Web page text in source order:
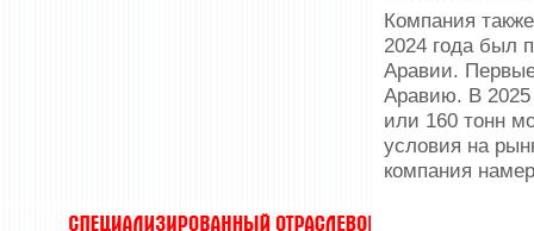
Компания
2024 года был
Аравии.
Аравию. В 2025
или 160 тонн
условия на
компания